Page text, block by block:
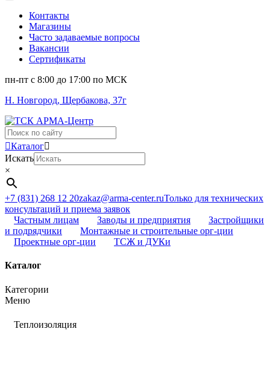
Контакты
Магазины
Часто задаваемые вопросы
Вакансии
Сертификаты
пн-пт c 8:00 до 17:00 по МСК
Н. Новгород, Щербакова, 37г
Поиск
...Каталог
Искать
×
+7 (831) 268 12 20zakaz@arma-center.ruТолько для технических
консультаций и приема заявок
Частным лицам
Заводы и предприятия
Застройщики
и подрядчики
Монтажные и строительные орг-ции
Проектные орг-ции
ТСЖ и ДУКи
Каталог
Категории
Меню
Теплоизоляция